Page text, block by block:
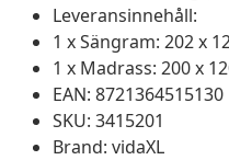
Leveransinnehåll:
1 x Sängram: 202 x
1 x Madrass: 200 x
EAN: 8721364515130
SKU: 3415201
Brand: vidaXL